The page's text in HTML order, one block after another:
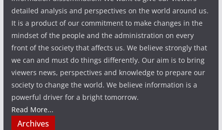
detailed analysis and perspectives on the world around us.
It is a product of our commitment to make changes in the
mindset of the people and the administration on every
front of the society that affects us. We believe strongly that
we can and must do things differently. Our aim is to bring
viewers news, perspectives and knowledge to prepare our
society to change the world. We believe information is a
powerful driver for a bright tomorrow.
Read More...
Archives